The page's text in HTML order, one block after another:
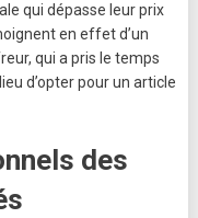
qui dépasse leur prix
en effet d’un
qui a pris le temps
d’opter pour un article
des